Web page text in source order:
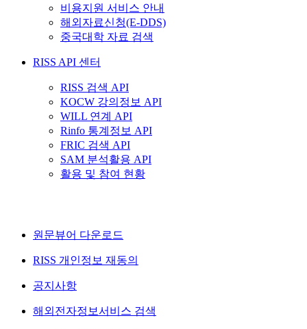
비용지원 서비스 안내
해외자료신청(E-DDS)
중국대학 자료 검색
RISS API 센터
RISS 검색 API
KOCW 강의정보 API
WILL 연계 API
Rinfo 통계정보 API
FRIC 검색 API
SAM 분석활용 API
활용 및 참여 현황
원문뷰어 다운로드
RISS 개인정보 재동의
공지사항
해외전자정보서비스 검색